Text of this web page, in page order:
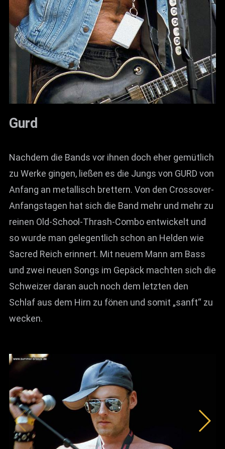
Gurd
Nachdem die Bands vor ihnen doch eher gemütlich
zu Werke gingen, ließen es die Jungs von GURD von
Anfang an metallisch brettern. Von den Crossover-
Anfangstagen hat sich die Band mehr und mehr zu
reinen Old-School-Thrash-Combo entwickelt und
so wurde man gelegentlich schon an Helden wie
Sacred Reich erinnert. Mit neuem Mann am Bass
und zwei neuen Songs im Gepäck machten sich die
Schweizer daran auch noch dem letzten den
Schlaf aus dem Hirn zu fönen und somit „sanft“ zu
wecken.